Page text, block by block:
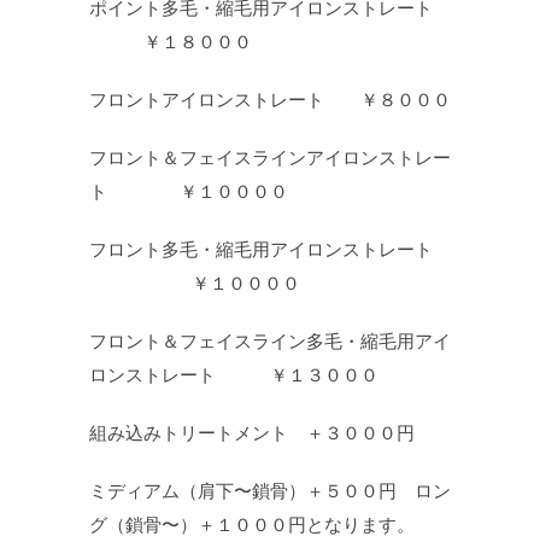
ポイント多毛・縮毛用アイロンストレート
￥１８０００
フロントアイロンストレート ￥８０００
フロント＆フェイスラインアイロンストレー
ト ￥１００００
フロント多毛・縮毛用アイロンストレート
￥１００００
フロント＆フェイスライン多毛・縮毛用アイ
ロンストレート ￥１３０００
組み込みトリートメント ＋３０００円
ミディアム（肩下〜鎖骨）＋５００円 ロン
グ（鎖骨〜）＋１０００円となります。